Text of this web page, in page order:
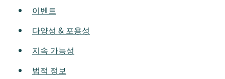
이벤트
다양성 & 포용성
지속 가능성
법적 정보